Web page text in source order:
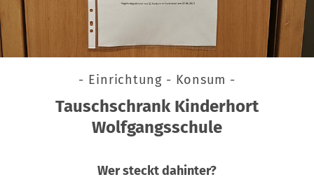
- Einrichtung - Konsum -
Tauschschrank Kinderhort
Wolfgangsschule
Wer steckt dahinter?